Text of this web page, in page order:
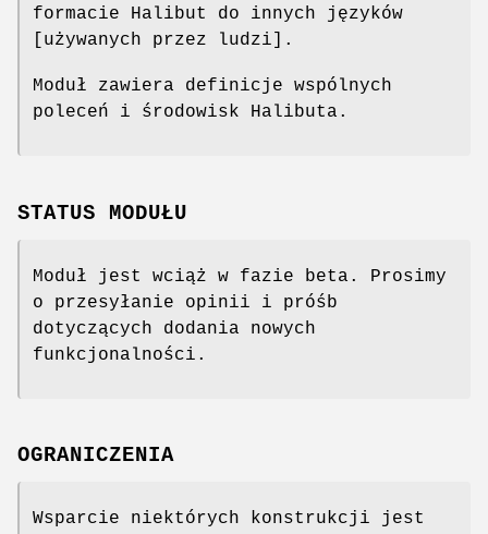
formacie Halibut do innych języków
[używanych przez ludzi].
Moduł zawiera definicje wspólnych
poleceń i środowisk Halibuta.
STATUS MODUŁU
Moduł jest wciąż w fazie beta. Prosimy
o przesyłanie opinii i próśb
dotyczących dodania nowych
funkcjonalności.
OGRANICZENIA
Wsparcie niektórych konstrukcji jest